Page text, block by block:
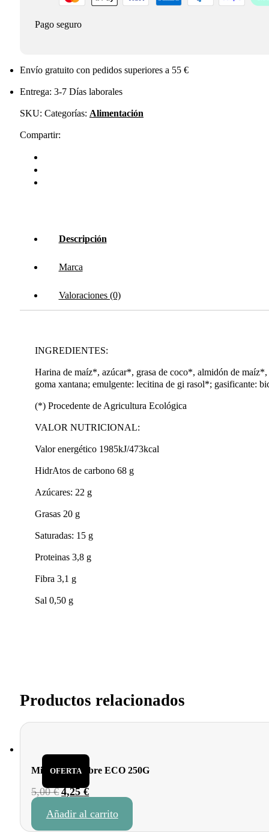
Pago seguro
Envío gratuito con pedidos superiores a 55 €
Entrega: 3-7 Días laborales
SKU: Categorías: Alimentación
Compartir:
Descripción
Marca
Valoraciones (0)
INGREDIENTES:
Harina de maíz*, azúcar*, grasa de coco*, almidón de
goma xantana; emulgente: lecitina de gi rasol*; gasificante:
(*) Procedente de Agricultura Ecológica
VALOR NUTRICIONAL:
Valor energético 1985kJ/473kcal
HidrAtos de carbono 68 g
Azúcares: 22 g
Grasas 20 g
Saturadas: 15 g
Proteinas 3,8 g
Fibra 3,1 g
Sal 0,50 g
Productos relacionados
OFERTA
Miel con jengibre ECO 250G
5,00€El
original
4,25€El
actual
Añadir al carrito